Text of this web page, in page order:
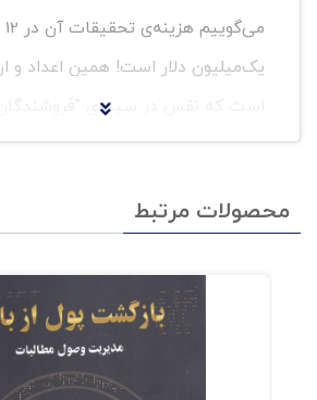
یک‌میلیون دلار است! همین اعداد و
است که نفس در سینه‌ی "فروشندگان
حبس کند و سر تعظیم فرود آورند
بسیاری از آنچه این فروشندگان برتر
کرده‌اند!‌ نتایج این پژوهش به نحو
محصولات مرتبط